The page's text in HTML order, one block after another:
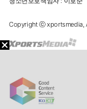
Copyright ⓒ xportsmedia,